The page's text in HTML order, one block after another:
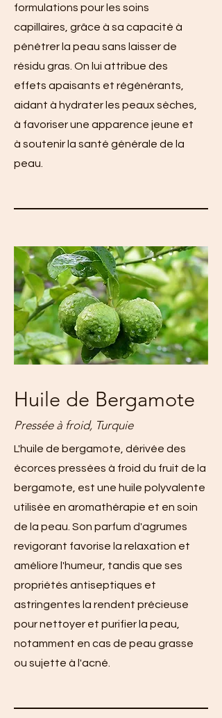
formulations pour les soins
capillaires, grâce à sa capacité à
pénétrer la peau sans laisser de
résidu gras. On lui attribue des
effets apaisants et régénérants,
aidant à hydrater les peaux sèches,
à favoriser une apparence jeune et
à soutenir la santé générale de la
peau.
Huile de Bergamote
Pressée à froid, Turquie
L'huile de bergamote, dérivée des
écorces pressées à froid du fruit de la
bergamote, est une huile polyvalente
utilisée en aromathérapie et en soin
de la peau. Son parfum d'agrumes
revigorant favorise la relaxation et
améliore l'humeur, tandis que ses
propriétés antiseptiques et
astringentes la rendent précieuse
pour nettoyer et purifier la peau,
notamment en cas de peau grasse
ou sujette à l'acné.